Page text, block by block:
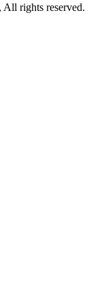
rights reserved.